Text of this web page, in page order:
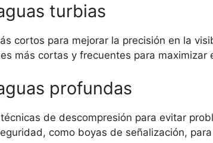
turbias
cortos para mejorar la precisión en la
más cortas y frecuentes para
profundas
de descompresión para evitar
como boyas de señalización,